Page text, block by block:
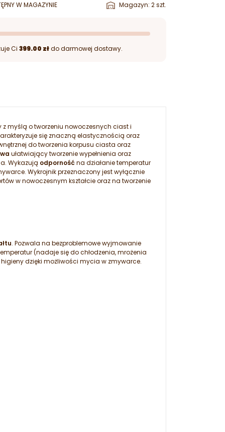
W MAGAZYNIE Magazyn: 2 szt.
Ci 399.00 złdo darmowej dostawy.
myślą o tworzeniu nowoczesnych ciast i
się znaczną elastycznością oraz
do tworzenia korpusu ciasta oraz
ułatwiający tworzenie wypełnienia oraz
Wykazują odpornośćna działanie temperatur
Wykrojnik przeznaczony jest wyłącznie
w nowoczesnym kształcie oraz na tworzenie
. Pozwala na bezproblemowe wyjmowanie
(nadaje się do chłodzenia, mrożenia
dzięki możliwości mycia w zmywarce.